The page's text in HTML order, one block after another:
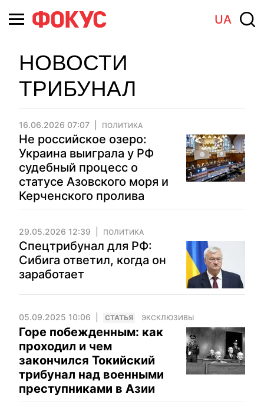
UA
НОВОСТИ
ТРИБУНАЛ
16.06.2026 07:07 ПОЛИТИКА
Не российское озеро:
Украина выиграла у РФ
судебный процесс о
статусе Азовского моря и
Керченского пролива
29.05.2026 12:39 ПОЛИТИКА
Спецтрибунал для РФ:
Сибига ответил, когда он
заработает
05.09.2025 10:06 CТАТЬЯ ЭКСКЛЮЗИВЫ
Горе побежденным: как
проходил и чем
закончился Токийский
трибунал над военными
преступниками в Азии